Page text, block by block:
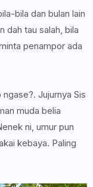
bila dan bulan lain
dah tau salah, bila
penampor ada
ngase?. Jujurnya Sis
muda belia
ni, umur pun
kebaya. Paling